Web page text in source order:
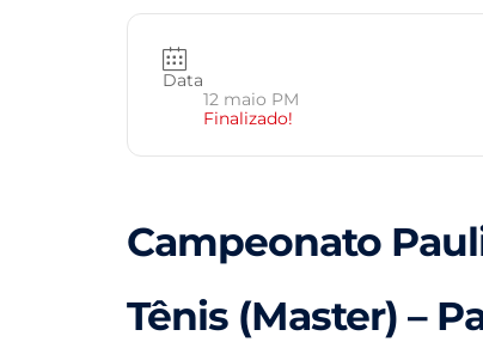
Data
12 maio PM
Finalizado!
Campeonato
Tênis (Master) –